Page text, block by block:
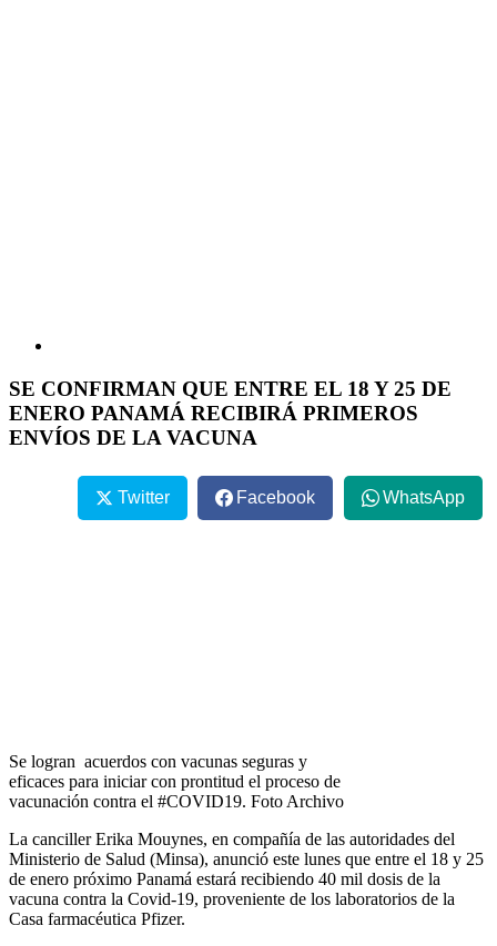
SE CONFIRMAN QUE ENTRE EL 18 Y 25 DE
ENERO PANAMÁ RECIBIRÁ PRIMEROS
ENVÍOS DE LA VACUNA
Twitter Facebook WhatsApp
Se logran acuerdos con vacunas seguras y
eficaces para iniciar con prontitud el proceso de
vacunación contra el #COVID19. Foto Archivo
La canciller Erika Mouynes, en compañía de las autoridades del
Ministerio de Salud (Minsa), anunció este lunes que entre el 18 y 25
de enero próximo Panamá estará recibiendo 40 mil dosis de la
vacuna contra la Covid-19, proveniente de los laboratorios de la
Casa farmacéutica Pfizer.